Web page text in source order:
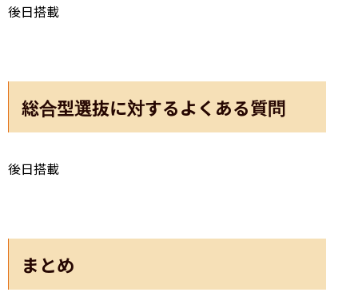
後日搭載
総合型選抜に対するよくある質問
後日搭載
まとめ